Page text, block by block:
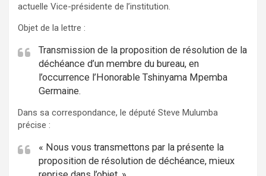
actuelle Vice-présidente de l’institution.
Objet de la lettre :
Transmission de la proposition de résolution de la
déchéance d’un membre du bureau, en
l’occurrence l’Honorable Tshinyama Mpemba
Germaine.
Dans sa correspondance, le député Steve Mulumba
précise :
« Nous vous transmettons par la présente la
proposition de résolution de déchéance, mieux